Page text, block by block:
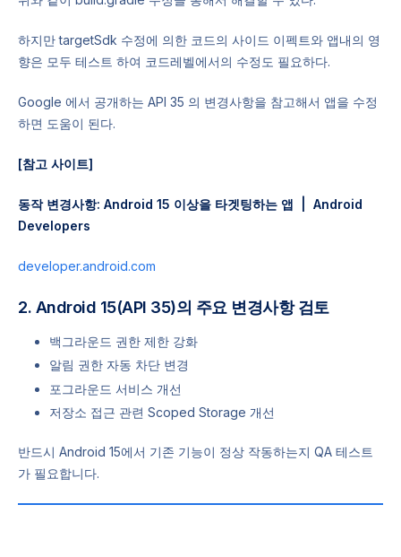
하지만 targetSdk 수정에 의한 코드의 사이드 이펙트와 앱내의 영
향은 모두 테스트 하여 코드레벨에서의 수정도 필요하다.
Google 에서 공개하는 API 35 의 변경사항을 참고해서 앱을 수정
하면 도움이 된다.
[참고 사이트]
동작 변경사항: Android 15 이상을 타겟팅하는 앱 | Android
Developers
developer.android.com
2. Android 15(API 35)의 주요 변경사항 검토
백그라운드 권한 제한 강화
알림 권한 자동 차단 변경
포그라운드 서비스 개선
저장소 접근 관련 Scoped Storage 개선
반드시 Android 15에서 기존 기능이 정상 작동하는지 QA 테스트
가 필요합니다.